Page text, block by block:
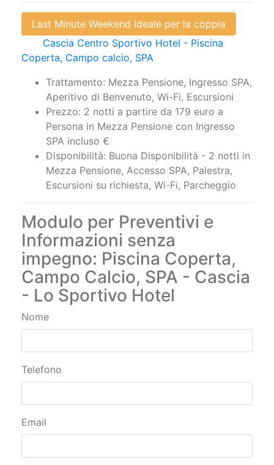
Last Minute Weekend ideale per la coppia
Cascia Centro Sportivo Hotel - Piscina
Coperta, Campo calcio, SPA
Trattamento: Mezza Pensione, Ingresso SPA,
Aperitivo di Benvenuto, Wi-Fi, Escursioni
Prezzo: 2 notti a partire da 179 euro a
Persona in Mezza Pensione con Ingresso
SPA incluso €
Disponibilità: Buona Disponibilità - 2 notti in
Mezza Pensione, Accesso SPA, Palestra,
Escursioni su richiesta, Wi-Fi, Parcheggio
Modulo per Preventivi e
Informazioni senza
impegno: Piscina Coperta,
Campo Calcio, SPA - Cascia
- Lo Sportivo Hotel
Nome
Telefono
Email